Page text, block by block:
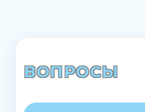
ВОПРОСЫ